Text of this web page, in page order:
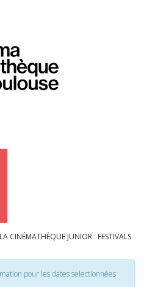
LA CINÉMATHÈQUE JUNIOR FESTIVALS
pour les dates selectionnées